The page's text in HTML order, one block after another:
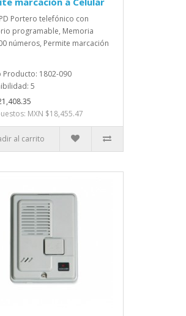
Portero telefónico con
programable, Memoria
números, Permite marcación
Producto: 1802-090
5
MXN $18,455.47
al carrito